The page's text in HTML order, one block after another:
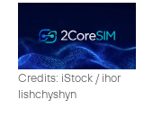
Credits: iStock / ihor
lishchyshyn